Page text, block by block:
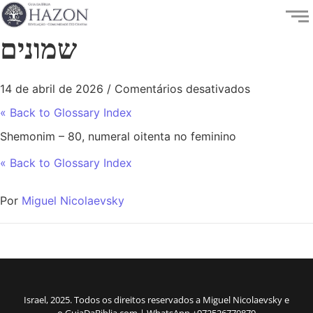
שמונים
14 de abril de 2026 / Comentários desativados
« Back to Glossary Index
Shemonim – 80, numeral oitenta no feminino
« Back to Glossary Index
Por Miguel Nicolaevsky
Israel, 2025. Todos os direitos reservados a Miguel Nicolaevsky e